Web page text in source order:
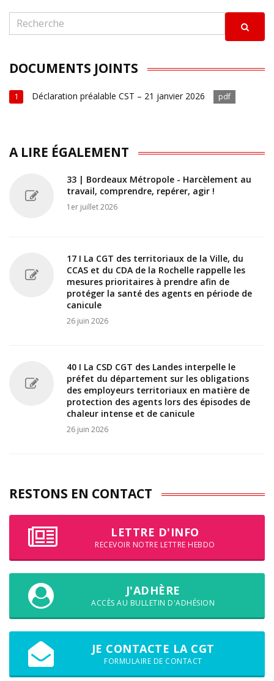
DOCUMENTS JOINTS
1 Déclaration préalable CST – 21 janvier 2026 pdf
A LIRE ÉGALEMENT
33 | Bordeaux Métropole - Harcèlement au
travail, comprendre, repérer, agir !
1er juillet 2026
17 I La CGT des territoriaux de la Ville, du
CCAS et du CDA de la Rochelle rappelle les
mesures prioritaires à prendre afin de
protéger la santé des agents en période de
canicule
26 juin 2026
40 I La CSD CGT des Landes interpelle le
préfet du département sur les obligations
des employeurs territoriaux en matière de
protection des agents lors des épisodes de
chaleur intense et de canicule
26 juin 2026
RESTONS EN CONTACT
LETTRE D'INFO
RECEVOIR NOTRE LETTRE HEBDO
J'ADHÈRE
ACCÈS AU BULLETIN D'ADHÉSION
JE CONTACTE LA CGT
FORMULAIRE DE CONTACT